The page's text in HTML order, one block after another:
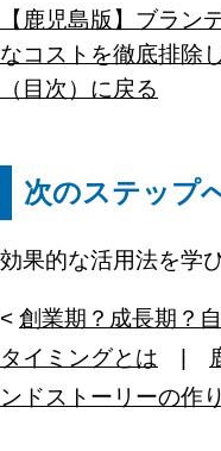
【鹿児島版】ブラン
なコストを徹底排除
（目次）に戻る
次のステップ
効果的な活用法を学
< 創業期？成長期？
タイミングとは
ンドストーリーの作